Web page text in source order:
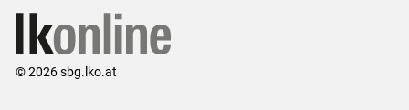
© 2026 sbg.lko.at